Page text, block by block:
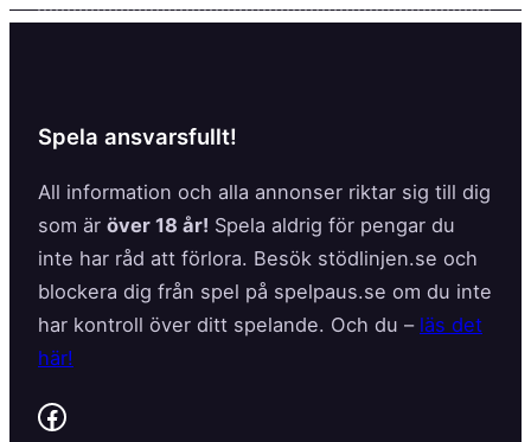
Spela ansvarsfullt!
All information och alla annonser riktar sig till dig
som är över 18 år! Spela aldrig för pengar du
inte har råd att förlora. Besök stödlinjen.se och
blockera dig från spel på spelpaus.se om du inte
har kontroll över ditt spelande. Och du – läs det
här!
Facebook